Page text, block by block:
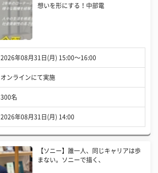
想いを形にする！中部電
2026年08月31日(月) 15:00〜16:00
オンラインにて実施
300名
2026年08月31日(月) 14:00
【ソニー】誰一人、同じキャリアは歩
まない。ソニーで描く、